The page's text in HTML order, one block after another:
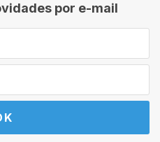
por e-mail